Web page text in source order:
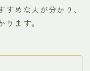
めな人が分かり、
ます。